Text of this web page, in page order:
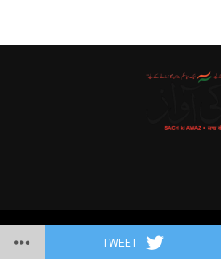
TWEET
Copyright © 2025